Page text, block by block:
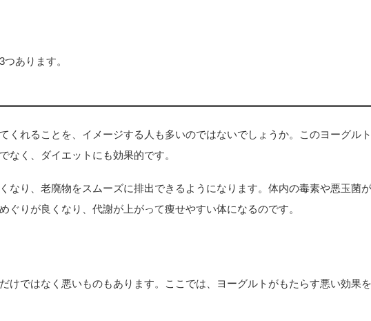
あります。
くれることを、イメージする人も多いのではないでしょうか。このヨーグルト
なく、ダイエットにも効果的です。
なり、老廃物をスムーズに排出できるようになります。体内の毒素や悪玉菌が
ぐりが良くなり、代謝が上がって痩せやすい体になるのです。
けではなく悪いものもあります。ここでは、ヨーグルトがもたらす悪い効果を